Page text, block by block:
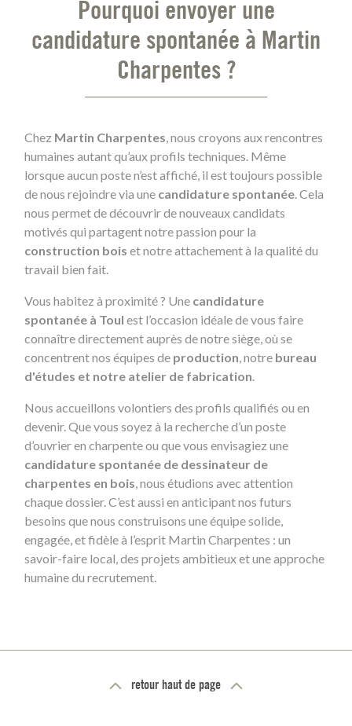
Pourquoi envoyer une
candidature spontanée à Martin
Charpentes ?
Chez Martin Charpentes, nous croyons aux rencontres
humaines autant qu’aux profils techniques. Même
lorsque aucun poste n’est affiché, il est toujours possible
de nous rejoindre via une candidature spontanée. Cela
nous permet de découvrir de nouveaux candidats
motivés qui partagent notre passion pour la
construction bois et notre attachement à la qualité du
travail bien fait.
Vous habitez à proximité ? Une candidature
spontanée à Toul est l’occasion idéale de vous faire
connaître directement auprès de notre siège, où se
concentrent nos équipes de production, notre bureau
d'études et notre atelier de fabrication.
Nous accueillons volontiers des profils qualifiés ou en
devenir. Que vous soyez à la recherche d’un poste
d’ouvrier en charpente ou que vous envisagiez une
candidature spontanée de dessinateur de
charpentes en bois, nous étudions avec attention
chaque dossier. C’est aussi en anticipant nos futurs
besoins que nous construisons une équipe solide,
engagée, et fidèle à l’esprit Martin Charpentes : un
savoir-faire local, des projets ambitieux et une approche
humaine du recrutement.
retour haut de page